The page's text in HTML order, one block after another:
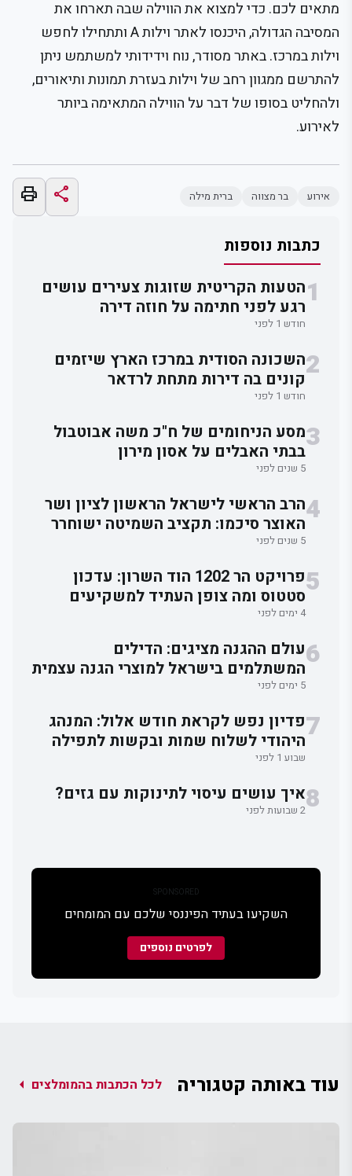
מתאים לכם. כדי למצוא את הווילה שבה תארחו את
המסיבה הגדולה, היכנסו לאתר וילות A ותתחילו לחפש
וילות במרכז. באתר מסודר, נוח וידידותי למשתמש ניתן
להתרשם ממגוון רחב של וילות בעזרת תמונות ותיאורים,
ולהחליט בסופו של דבר על הווילה המתאימה ביותר
לאירוע.
אירוע בר מצווה ברית מילה share
print
כתבות נוספות
1הטעות הקריטית שזוגות צעירים עושים
רגע לפני חתימה על חוזה דירה
חודש 1 לפני
2השכונה הסודית במרכז הארץ שיזמים
קונים בה דירות מתחת לרדאר
חודש 1 לפני
3מסע הניחומים של ח"כ משה אבוטבול
בבתי האבלים על אסון מירון
5 שנים לפני
4הרב הראשי לישראל הראשון לציון ושר
האוצר סיכמו: תקציב השמיטה ישוחרר
לאלתר.
5 שנים לפני
5
פרויקט הר 1202 הוד השרון: עדכון
סטטוס ומה צופן העתיד למשקיעים
4 ימים לפני
6עולם ההגנה מציגים: הדילים
המשתלמים בישראל למוצרי הגנה עצמית
5 ימים לפני
7פדיון נפש לקראת חודש אלול: המנהג
היהודי לשלוח שמות ובקשות לתפילה
וברכה
שבוע 1 לפני
8איך עושים עיסוי לתינוקות עם גזים?
2 שבועות לפני
SPONSORED
השקיעו בעתיד הפיננסי שלכם עם המומחים
לפרטים נוספים
עוד באותה קטגוריה לכל הכתבות בהמומלצים arrow_left